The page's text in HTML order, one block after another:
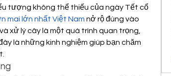
tượng không thể thiếu của ngày Tết cổ
mai lớn nhất Việt Nam nở rộ đúng vào
xử lý cây là một quá trình quan trọng,
là những kinh nghiệm giúp bạn chăm